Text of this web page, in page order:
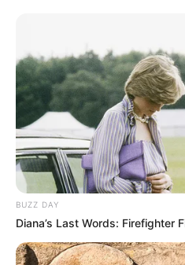
10 Fakta Menarik Alaskan
Malamute, Anjing Kuat
dan Cerdas
BUZZ DAY
Diana’s Last Words: Firefighter